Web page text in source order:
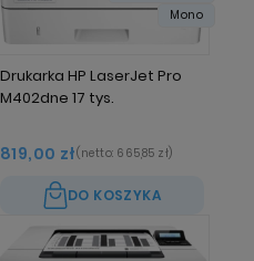
Drukarka HP LaserJet Pro
M402dne 17 tys.
819,00 zł(netto: 665,85 zł)
DO KOSZYKA
Mono